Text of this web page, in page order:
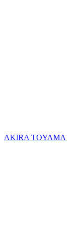
AKIRA TOYAMA